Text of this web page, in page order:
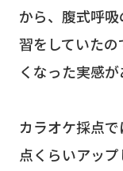
から、腹式呼
習をしていた
くなった実感が
カラオケ採点
点くらいアッ